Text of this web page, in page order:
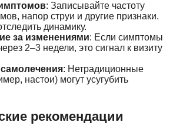
: Записывайте частоту
напор струи и другие признаки.
динамику.
за изменениями: Если симптомы
2–3 недели, это сигнал к визиту
самолечения: Нетрадиционные
настои) могут усугубить
рекомендации